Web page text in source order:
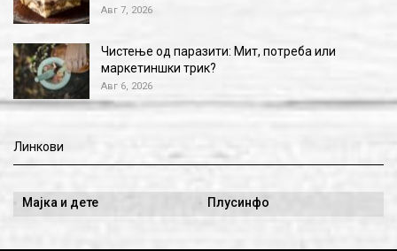
Авг 7, 2026
Чистење од паразити: Мит, потреба или
маркетиншки трик?
Авг 6, 2026
Линкови
Мајка и дете Плусинфо